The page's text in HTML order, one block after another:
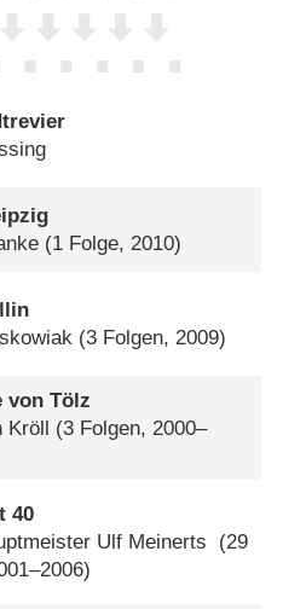
(1 Folge, 2010)
(3 Folgen, 2009)
von Tölz
Kröll (3 Folgen, 2000–
40
Ulf Meinerts
(29